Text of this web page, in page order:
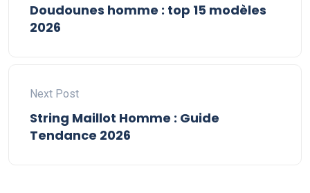
Doudounes homme : top 15 modèles
2026
Next Post
String Maillot Homme : Guide
Tendance 2026